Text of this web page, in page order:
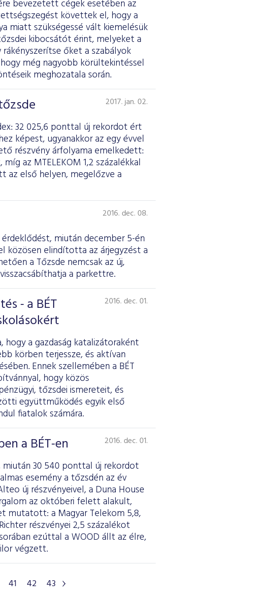
bevezetett cégek esetében az
követtek el, hogy a
miatt szükségessé vált kiemelésük
kibocsátót érint, melyeket a
őket a szabályok
még nagyobb körültekintéssel
meghozatala során.
2017. jan. 02.
32 025,6 ponttal új rekordot ért
képest, ugyanakkor az egy évvel
részvény árfolyama emelkedett:
az MTELEKOM 1,2 százalékkal
az első helyen, megelőzve a
2016. dec. 08.
miután december 5-én
közösen elindította az árjegyzést a
a Tőzsde nemcsak az új,
a parkettre.
- a BÉT
2016. dec. 01.
hogy a gazdaság katalizátoraként
körben terjessze, és aktívan
Ennek szellemében a BÉT
hogy közös
tőzsdei ismereteit, és
együttműködés egyik első
fiatalok számára.
a BÉT-en 2016. dec. 01.
30 540 ponttal új rekordot
esemény a tőzsdén az év
új részvényeivel, a Duna House
az októberi felett alakult,
mutatott: a Magyar Telekom 5,8,
részvényei 2,5 százalékot
ezúttal a WOOD állt az élre,
végzett.
41 42 43